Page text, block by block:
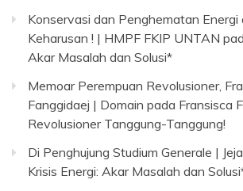
Konservasi dan Penghematan Energi
Keharusan ! | HMPF FKIP UNTAN
Akar Masalah dan Solusi*
Memoar Perempuan Revolusioner,
Fanggidaej | Domain pada Fransisca
Revolusioner Tanggung-Tanggung!
Di Penghujung Studium Generale |
Krisis Energi: Akar Masalah dan